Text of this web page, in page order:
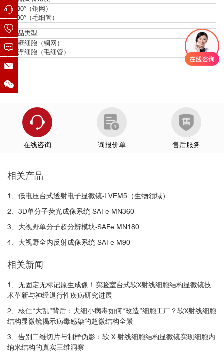
± 60°（铜网）
±90°（毛细管）
样品类型
贴壁细胞（铜网）
悬浮细胞（毛细管）
案例2：追踪纳米颗粒向细胞和组织中目标位点的递
送
的SXT
■ 在含ZrO纳米颗粒的环境下培养4h的H8N8
细胞
■ ZrO2在H8N8细胞中的聚集
中，实现荧光和X射线结合成像（CLXM）
在线咨询 询报价单 售后服务
相关产品
1、低电压台式透射电子显微镜-LVEM5（生物领域）
2、3D单分子荧光成像系统-SAFe MN360
3、大视野单分子超分辨模块-SAFe MN180
4、大视野全内反射成像系统-SAFe M90
相关新闻
1、无固定无标记原生成像！实验室台式软X射线细胞结构显微镜技
术革新与神经退行性疾病研究进展
2、核仁“大乱”背后：犬细小病毒如何“改造”细胞工厂？软X射线细胞
结构显微镜揭示病毒感染的超微结构全景
3、告别二维切片与制样伪影：软 X 射线细胞结构显微镜实现细胞内
纳米结构的真实三维洞察